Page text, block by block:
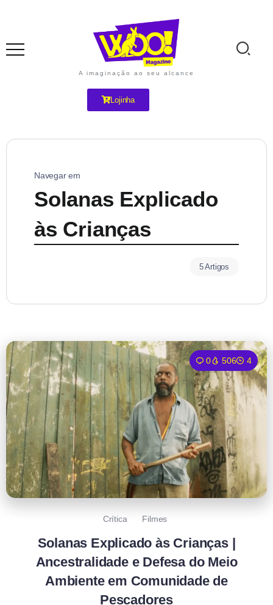
A imaginação ao seu alcance
Lojinha
Navegar em
Solanas Explicado
às Crianças
5 Artigos
0 506 4
Crítica Filmes
Solanas Explicado às Crianças |
Ancestralidade e Defesa do Meio
Ambiente em Comunidade de
Pescadores